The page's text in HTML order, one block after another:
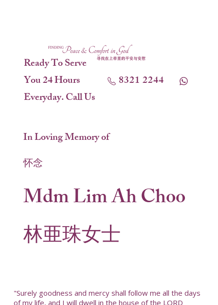
Ready To Serve
You 24 Hours
Everyday. Call Us
8321 2244
In Loving Memory of
怀念
Mdm Lim Ah Choo
林亜珠女士
"Surely goodness and mercy shall follow me all the days
of my life, and I will dwell in the house of the LORD